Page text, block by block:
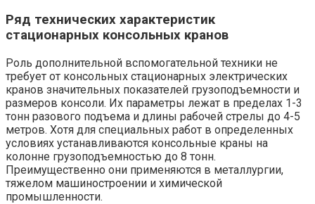
Ряд технических характеристик
стационарных консольных кранов
Роль дополнительной вспомогательной техники не
требует от консольных стационарных электрических
кранов значительных показателей грузоподъемности и
размеров консоли. Их параметры лежат в пределах 1-3
тонн разового подъема и длины рабочей стрелы до 4-5
метров. Хотя для специальных работ в определенных
условиях устанавливаются консольные краны на
колонне грузоподъемностью до 8 тонн.
Преимущественно они применяются в металлургии,
тяжелом машиностроении и химической
промышленности.